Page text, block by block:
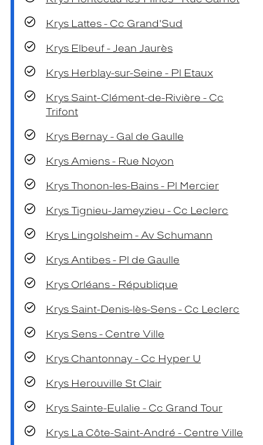
Krys Lattes - Cc Grand'Sud
Krys Elbeuf - Jean Jaurès
Krys Herblay-sur-Seine - Pl Etaux
Krys Saint-Clément-de-Rivière - Cc
Trifont
Krys Bernay - Gal de Gaulle
Krys Amiens - Rue Noyon
Krys Thonon-les-Bains - Pl Mercier
Krys Tignieu-Jameyzieu - Cc Leclerc
Krys Lingolsheim - Av Schumann
Krys Antibes - Pl de Gaulle
Krys Orléans - République
Krys Saint-Denis-lès-Sens - Cc Leclerc
Krys Sens - Centre Ville
Krys Chantonnay - Cc Hyper U
Krys Herouville St Clair
Krys Sainte-Eulalie - Cc Grand Tour
Krys La Côte-Saint-André - Centre Ville